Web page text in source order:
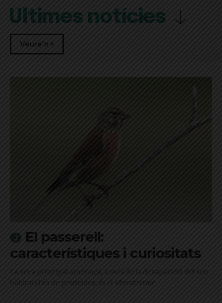
Últimes notícies
Veure'n +
El passerell:
característiques i curiositats
La seva principal amenaça, a més de la desaparició del seu
hàbitat i l'ús de pesticides, és el silvestrisme